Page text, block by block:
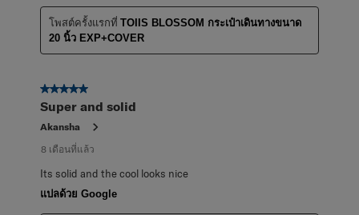
โพสต์ครั้งแรกที่ TOIIS BLOSSOM กระเป๋าเดินทางขนาด
20 นิ้ว EXP+COVER
5 จาก 5 ดาว
Super and solid
Akansha
8 เดือนที่แล้ว
Its solid and the cool looks nice
แปลด้วย Google